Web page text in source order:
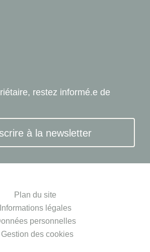
restez informé.e de
à la newsletter
Plan du site
Informations légales
personnelles
Gestion des cookies